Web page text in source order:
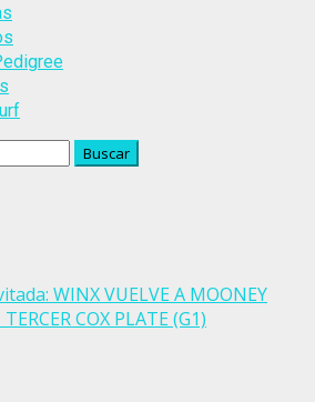
WINX VUELVE A MOONEY
COX PLATE (G1)